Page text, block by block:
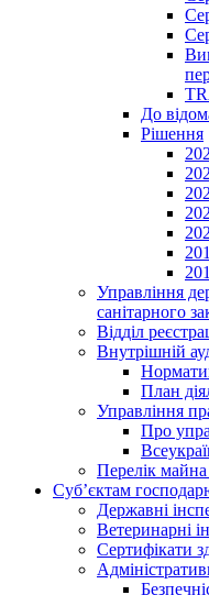
До
Рішення
Управління
санітарного
Відділ
Внутрішній
План
Управління
Про
Перелік
Суб’єктам
Державні
Ветеринарні
Сертифікати